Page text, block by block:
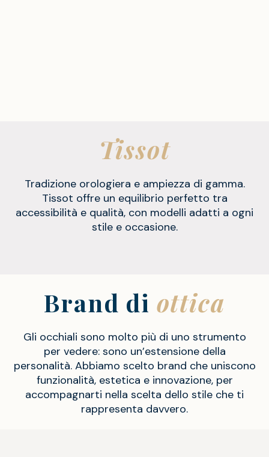
Tissot
Tradizione orologiera e ampiezza di gamma.
Tissot offre un equilibrio perfetto tra
accessibilità e qualità, con modelli adatti a ogni
stile e occasione.
Brand di ottica
Gli occhiali sono molto più di uno strumento
per vedere: sono un’estensione della
personalità. Abbiamo scelto brand che uniscono
funzionalità, estetica e innovazione, per
accompagnarti nella scelta dello stile che ti
rappresenta davvero.